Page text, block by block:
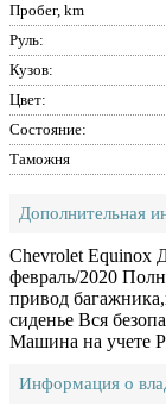
Пробег, km
Руль:
Кузов:
Цвет:
Состояние:
Таможня
Дополнительная
Chevrolet Equinox
февраль/2020
привод
сиденье Вся
Машина на учете
Информация о